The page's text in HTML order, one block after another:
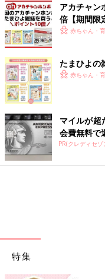
アカチャン
倍【期間限
赤ちゃん・
たまひよの
赤ちゃん・
マイルが超
会費無料で
PR(クレディセゾ
特集